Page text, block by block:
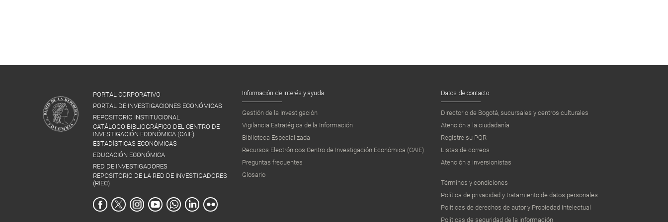
PORTAL CORPORATIVO
PORTAL DE INVESTIGACIONES ECONÓMICAS
REPOSITORIO INSTITUCIONAL
CATÁLOGO BIBLIOGRÁFICO DEL CENTRO DE
INVESTIGACIÓN ECONÓMICA (CAIE)
ESTADÍSTICAS ECONÓMICAS
EDUCACIÓN ECONÓMICA
RED DE INVESTIGADORES
REPOSITORIO DE LA RED DE INVESTIGADORES
(RIEC)
Información de interés y ayuda
Gestión de la Investigación
Vigilancia Estratégica de la Información
Biblioteca Especializada
Recursos Electrónicos Centro de Investigación Económica (CAIE)
Preguntas frecuentes
Glosario
Datos de contacto
Directorio de Bogotá, sucursales y centros culturales
Atención a la ciudadanía
Registre su PQR
Listas de correos
Atención a inversionistas
Términos y condiciones
Política de privacidad y tratamiento de datos personales
Políticas de derechos de autor y Propiedad intelectual
Políticas de seguridad de la información